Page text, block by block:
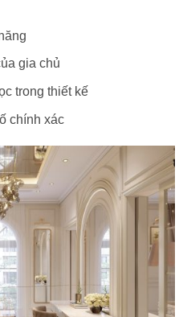
gia chủ
trong thiết kế
chính xác